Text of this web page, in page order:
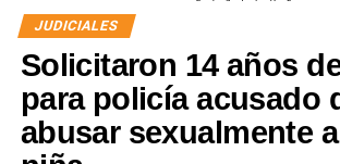
JUDICIALES
Solicitaron 14 años
para policía acusado
abusar sexualmente